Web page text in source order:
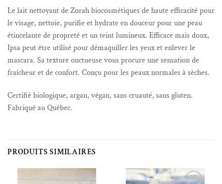
Le lait nettoyant de Zorah biocosmétiques de haute efficacité pour
le visage, nettoie, purifie et hydrate en douceur pour une peau
étincelante de propreté et un teint lumineux. Efficace mais doux,
Ipsa peut être utilisé pour démaquiller les yeux et enlever le
mascara. Sa texture onctueuse vous procure une sensation de
fraîcheur et de confort. Conçu pour les peaux normales à sèches.
Certifié biologique, argan, végan, sans cruauté, sans gluten.
Fabriqué au Québec.
PRODUITS SIMILAIRES